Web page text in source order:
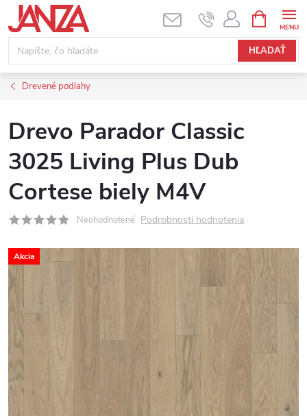
Prejsť na obsah
HĽADAŤ
Drevené podlahy
Drevo Parador Classic
3025 Living Plus Dub
Cortese biely M4V
Neohodnotené Podrobnosti hodnotenia
Akcia